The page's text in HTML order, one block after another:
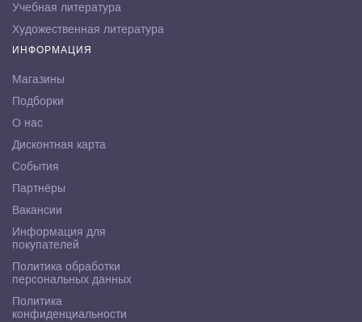
Учебная литература
Художественная литература
ИНФОРМАЦИЯ
Магазины
Подборки
О нас
Дисконтная карта
События
Партнёры
Вакансии
Информация для
покупателей
Политика обработки
персональных данных
Политика
конфиденциальности